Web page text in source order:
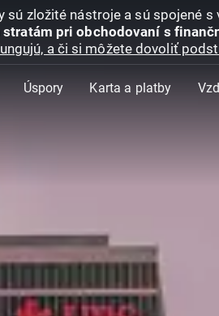
sú zložité nástroje a sú spojené
pri obchodovaní s
a či si môžete dovoliť
Úspory Karta a platby